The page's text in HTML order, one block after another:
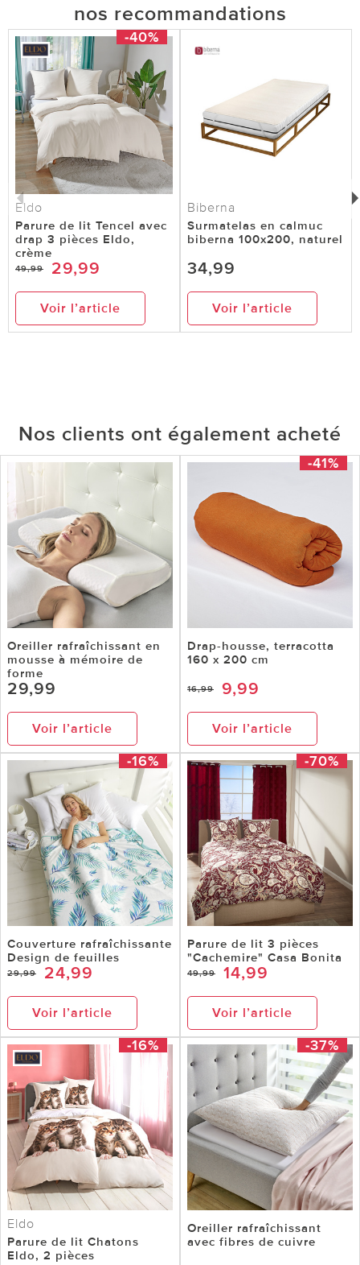
nos recommandations
-40%
Eldo
Parure de lit Tencel avec
drap 3 pièces Eldo,
crème
49,99 29,99
Voir l’article
Biberna
Surmatelas en calmuc
biberna 100x200, naturel
34,99
Voir l’article
Nos clients ont également acheté
Oreiller rafraîchissant en
mousse à mémoire de
forme
29,99
Voir l’article
-41%
Drap-housse, terracotta
160 x 200 cm
16,99 9,99
Voir l’article
-16%
Couverture rafraîchissante
Design de feuilles
29,99 24,99
Voir l’article
-70%
Parure de lit 3 pièces
"Cachemire" Casa Bonita
49,99 14,99
Voir l’article
-16%
Eldo
Parure de lit Chatons
Eldo, 2 pièces
-37%
Oreiller rafraîchissant
avec fibres de cuivre